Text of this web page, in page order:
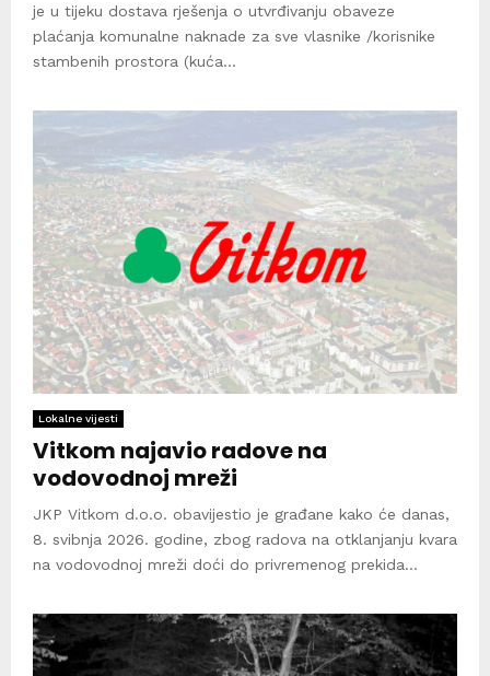
je u tijeku dostava rješenja o utvrđivanju obaveze
plaćanja komunalne naknade za sve vlasnike /korisnike
stambenih prostora (kuća...
Lokalne vijesti
Vitkom najavio radove na
vodovodnoj mreži
JKP Vitkom d.o.o. obavijestio je građane kako će danas,
8. svibnja 2026. godine, zbog radova na otklanjanju kvara
na vodovodnoj mreži doći do privremenog prekida...